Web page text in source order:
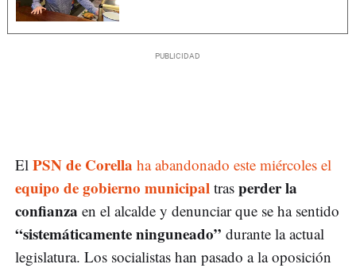
El PSN de Corella ha abandonado este miércoles el
equipo de gobierno municipal tras perder la
confianza en el alcalde y denunciar que se ha sentido
“sistemáticamente ninguneado” durante la actual
legislatura. Los socialistas han pasado a la oposición